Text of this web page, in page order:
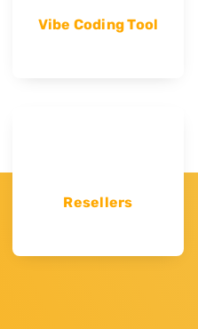
Vibe Coding Tool
Resellers